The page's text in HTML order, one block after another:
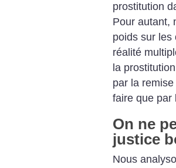
prostitution
Pour autant,
poids sur les
réalité
la
par la
faire que par
On ne
justice
Nous